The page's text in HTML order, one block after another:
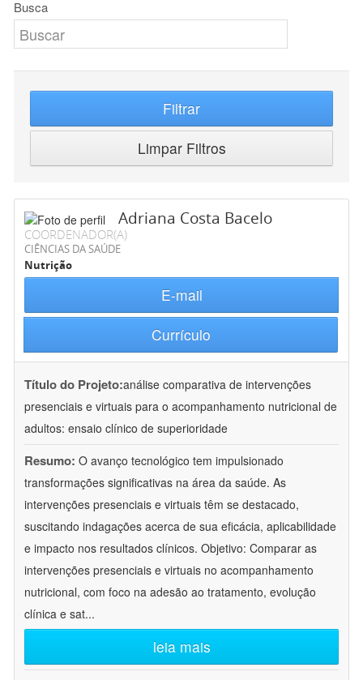
Busca
Filtrar
Limpar Filtros
Adriana Costa Bacelo
COORDENADOR(A)
CIÊNCIAS DA SAÚDE
Nutrição
E-mail
Currículo
Título do Projeto:análise comparativa de intervenções
presenciais e virtuais para o acompanhamento nutricional de
adultos: ensaio clínico de superioridade
Resumo: O avanço tecnológico tem impulsionado
transformações significativas na área da saúde. As
intervenções presenciais e virtuais têm se destacado,
suscitando indagações acerca de sua eficácia, aplicabilidade
e impacto nos resultados clínicos. Objetivo: Comparar as
intervenções presenciais e virtuais no acompanhamento
nutricional, com foco na adesão ao tratamento, evolução
clínica e sat...
leia mais